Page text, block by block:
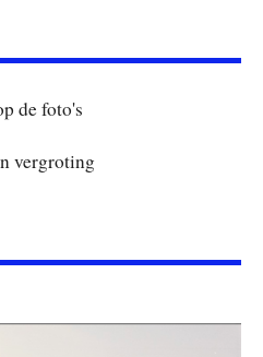
de foto's
vergroting